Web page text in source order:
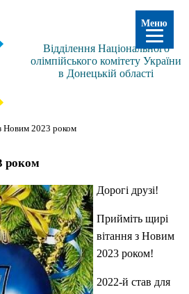
Відділення Національного
олімпійського комітету України
в Донецькій області
Новим 2023 роком
роком
Дорогі друзі!
Прийміть щирі
вітання з Новим
2023 роком!
2022-й став для
Меню